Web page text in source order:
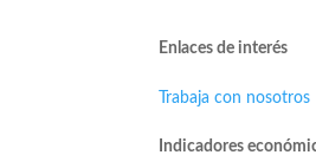
Enlaces de interés
Trabaja con nosotros
Indicadores